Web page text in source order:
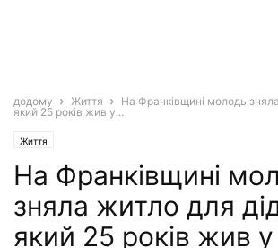
додому Життя
На Франківщині молодь
який 25 років жив у...
Життя
На Франківщині
зняла житло для
який 25 років жив у